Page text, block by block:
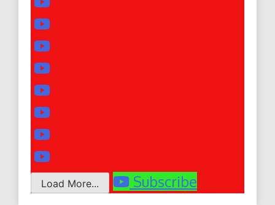
Load More... Subscribe